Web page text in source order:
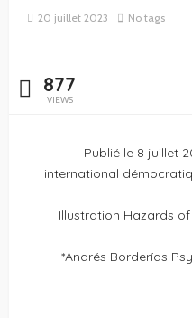
20 juillet 2023 No tags
877
VIEWS
Publié le 8 juillet
international
Illustration Hazards
*Andrés Borderías